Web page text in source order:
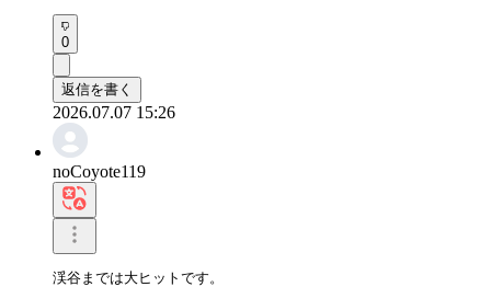
0
返信を書く
2026.07.07 15:26
noCoyote119
渓谷までは大ヒットです。